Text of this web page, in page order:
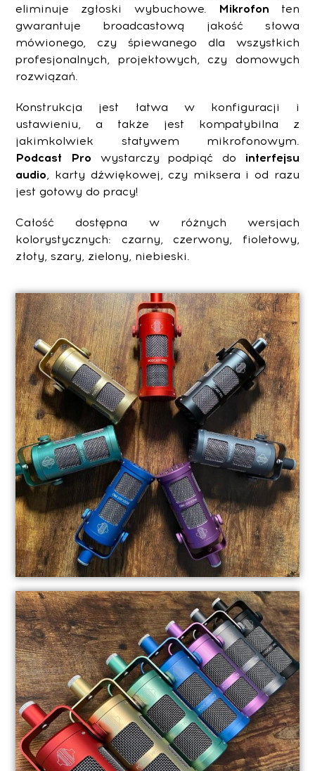
eliminuje zgłoski wybuchowe.
Mikrofon ten
gwarantuje broadcastową jakość słowa
mówionego, czy śpiewanego dla wszystkich
profesjonalnych, projektowych, czy domowych
rozwiązań.
Konstrukcja jest łatwa w konfiguracji i
ustawieniu, a także jest kompatybilna z
jakimkolwiek statywem mikrofonowym.
Podcast Pro wystarczy podpiąć do interfejsu
audio, karty dźwiękowej, czy miksera i od razu
jest gotowy do pracy!
Całość dostępna w różnych wersjach
kolorystycznych: czarny, czerwony, fioletowy,
złoty, szary, zielony, niebieski.